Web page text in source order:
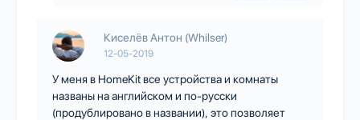
Киселёв Антон (Whilser)
12-05-2019
У меня в HomeKit все устройства и комнаты
названы на английском и по-русски
(продублировано в названии), это позволяет